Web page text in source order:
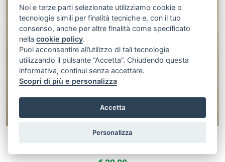
Noi e terze parti selezionate utilizziamo cookie o
tecnologie simili per finalità tecniche e, con il tuo
consenso, anche per altre finalità come specificato
nellacookie policy.
Puoi acconsentire all’utilizzo di tali tecnologie
utilizzando il pulsante “Accetta”. Chiudendo questa
informativa, continui senza accettare.
Scopri di più e personalizza
Accetta
Personalizza